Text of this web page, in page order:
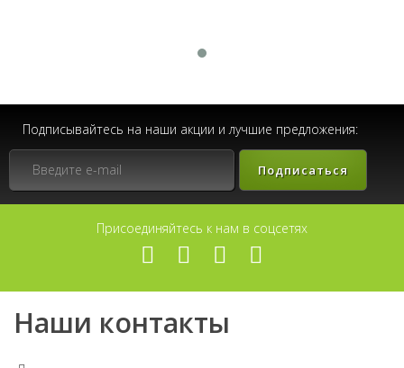
Подписывайтесь на наши акции и лучшие предложения:
Подписаться
Присоединяйтесь к нам в соцсетях
Наши контакты